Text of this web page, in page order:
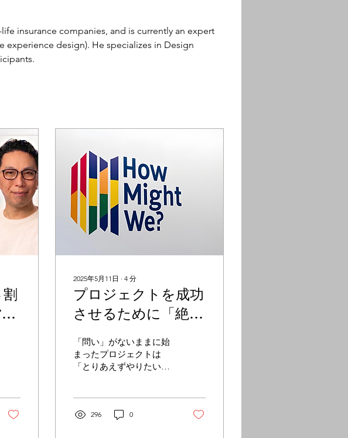
insurance companies, and is currently an expert
design). He specializes in Design
2025年5月11日 ∙ 4 分
プロジェクトを成功
させるために「絶対
に」必要なこと—
HMWを定義してい
ますか？
「問い」がないままに始
まったプロジェクトは
「とりあえずやりたいこ
「HMW」という形で定
296 0